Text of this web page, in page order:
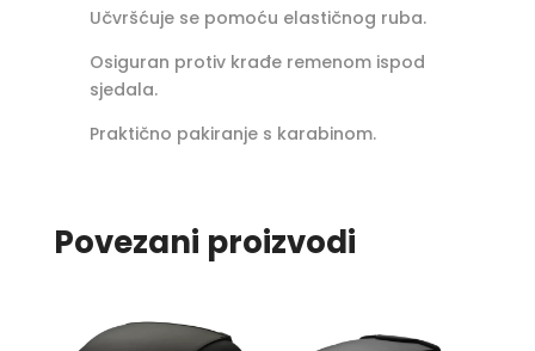
Učvršćuje se pomoću elastičnog ruba.
Osiguran protiv krađe remenom ispod
sjedala.
Praktično pakiranje s karabinom.
Povezani proizvodi